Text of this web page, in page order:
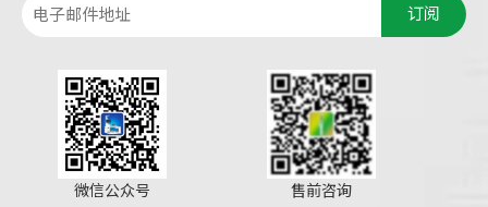
订阅
微信公众号 售前咨询